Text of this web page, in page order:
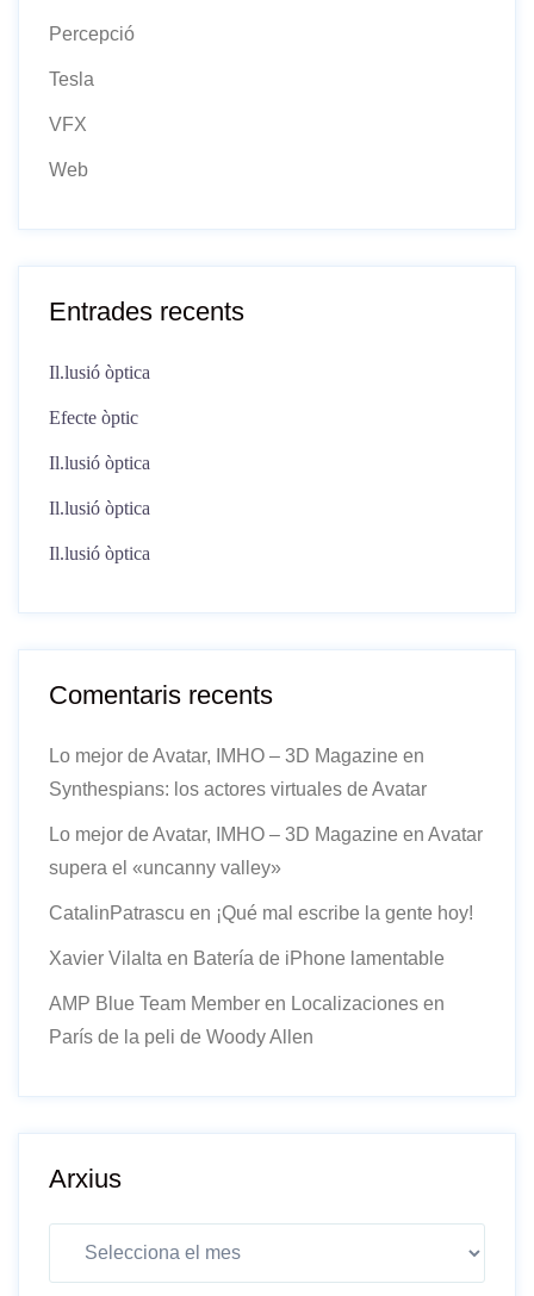
Percepció
Tesla
VFX
Web
Entrades recents
Il.lusió òptica
Efecte òptic
Il.lusió òptica
Il.lusió òptica
Il.lusió òptica
Comentaris recents
Lo mejor de Avatar, IMHO – 3D Magazine en
Synthespians: los actores virtuales de Avatar
Lo mejor de Avatar, IMHO – 3D Magazine en Avatar
supera el «uncanny valley»
CatalinPatrascu en ¡Qué mal escribe la gente hoy!
Xavier Vilalta en Batería de iPhone lamentable
AMP Blue Team Member en Localizaciones en
París de la peli de Woody Allen
Arxius